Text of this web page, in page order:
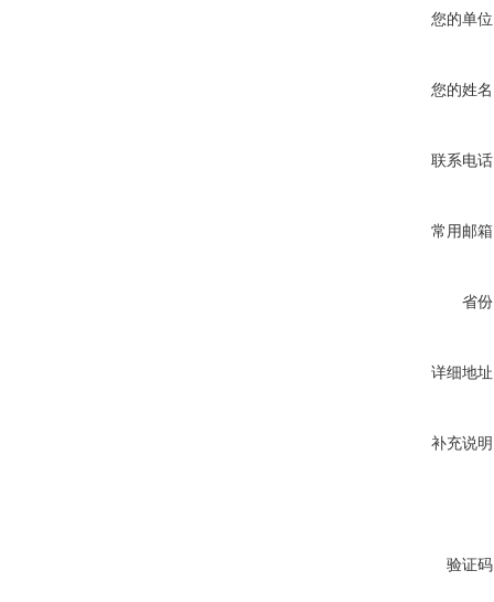
您的单
您的姓
联系电
常用邮
省
详细地
补充说
验证